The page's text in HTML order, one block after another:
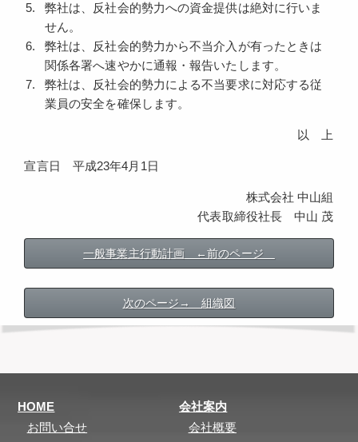
弊社は、反社会的勢力への資金提供は絶対に行いま
せん。
弊社は、反社会的勢力から不当介入が有ったときは
関係各署へ速やかに通報・報告いたします。
弊社は、反社会的勢力による不当要求に対応する従
業員の安全を確保します。
以 上
宣言日 平成23年4月1日
株式会社 中山組
代表取締役社長 中山 茂
一般事業主行動計画 ←前のページ
次のページ→ 組織図
HOME
お問い合せ
会社案内
会社概要